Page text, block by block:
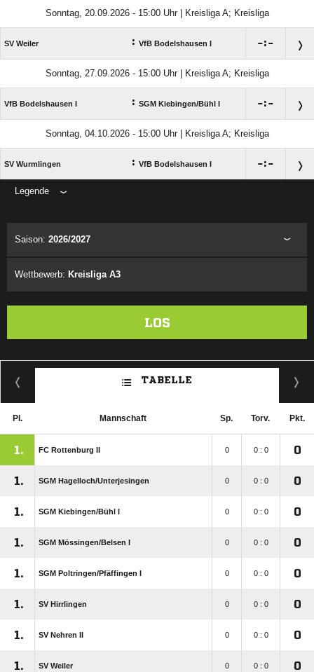
Sonntag, 20.09.2026 - 15:00 Uhr | Kreisliga A; Kreisliga
SV Weiler : VfB Bodelshausen I :
Sonntag, 27.09.2026 - 15:00 Uhr | Kreisliga A; Kreisliga
VfB Bodelshausen I : SGM Kiebingen/​Bühl I :
Sonntag, 04.10.2026 - 15:00 Uhr | Kreisliga A; Kreisliga
SV Wurmlingen : VfB Bodelshausen I :
Legende
Saison: 2026/2027
Wettbewerb: Kreisliga A3
LOS
TABELLE
Pl. Mannschaft Sp. Torv. Pkt.
1. FC Rottenburg II 0 0 : 0 0
1. SGM Hagelloch/​Unterjesingen 0 0 : 0 0
1. SGM Kiebingen/​Bühl I 0 0 : 0 0
1. SGM Mössingen/​Belsen I 0 0 : 0 0
1. SGM Poltringen/​Pfäffingen I 0 0 : 0 0
1. SV Hirrlingen 0 0 : 0 0
1. SV Nehren II 0 0 : 0 0
1. SV Weiler 0 0 : 0 0